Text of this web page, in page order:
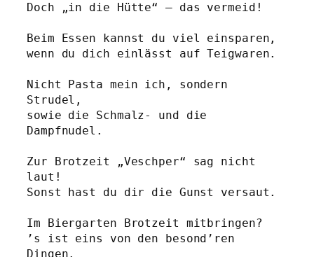
Doch „in die Hütte“ – das vermeid!
Beim Essen kannst du viel einsparen,
wenn du dich einlässt auf Teigwaren.
Nicht Pasta mein ich, sondern
Strudel,
sowie die Schmalz- und die
Dampfnudel.
Zur Brotzeit „Veschper“ sag nicht
laut!
Sonst hast du dir die Gunst versaut.
Im Biergarten Brotzeit mitbringen?
’s ist eins von den besond’ren
Dingen.